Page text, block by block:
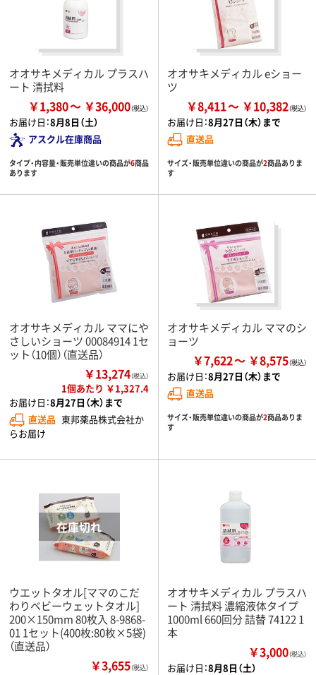
オオサキメディカル プラスハ
ート 清拭料
￥1,380 ￥36,000
お届け日：8月8日（土）
アスクル在庫商品
タイプ・内容量・販売単位違いの商品が6商品
あります
オオサキメディカル eショー
ツ
￥8,411 ￥10,382
お届け日：8月27日（木）まで
直送品
サイズ・販売単位違いの商品が2商品ありま
す
オオサキメディカル ママにや
さしいショーツ 00084914 1セ
ット（10個）（直送品）
￥13,274（税込）
1個あたり ￥1,327.4
お届け日：8月27日（木）まで
直送品 東邦薬品株式会社か
らお届け
オオサキメディカル ママのシ
ョーツ
￥7,622 ￥8,575
お届け日：8月27日（木）まで
直送品
サイズ・販売単位違いの商品が2商品ありま
す
ウエットタオル[ママのこだ
わりベビーウェットタオル]
200×150mm 80枚入 8-9868-
01 1セット(400枚:80枚×5袋)
（直送品）
￥3,655（税込）
オオサキメディカル プラスハ
ート 清拭料 濃縮液体タイプ
1000ml 660回分 詰替 74122 1
本
￥3,000（税込）
お届け日：8月8日（土）